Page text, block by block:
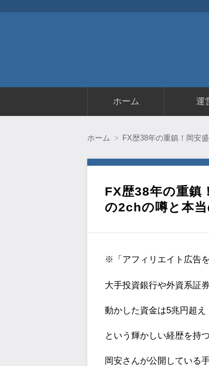
ホーム 運
ホーム FX歴38年の重鎮！岡安
FX歴38年の重鎮
の2chの噂と本
※「アフィリエイト広告
大手投資銀行や外資系証
動かした資金は5兆円超え
という輝かしい経歴を持
岡安さんが公開している